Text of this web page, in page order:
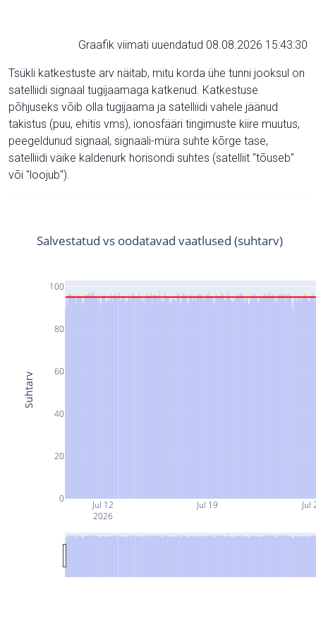
Graafik viimati uuendatud 08.08.2026 15:43:30
Tsükli katkestuste arv näitab, mitu korda ühe tunni jooksul on
satelliidi signaal tugijaamaga katkenud. Katkestuse
põhjuseks võib olla tugijaama ja satelliidi vahele jäänud
takistus (puu, ehitis vms), ionosfääri tingimuste kiire muutus,
peegeldunud signaal, signaali-müra suhte kõrge tase,
satelliidi väike kaldenurk horisondi suhtes (satelliit "tõuseb"
või "loojub").
Jul 12
2026
Jul 19 Jul
0
20
40
60
80
100
Salvestatud vs oodatavad vaatlused (suhtarv)
Suhtarv